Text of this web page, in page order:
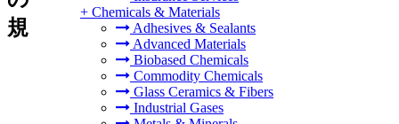
+ Chemicals & Materials
Adhesives & Sealants
Advanced Materials
Biobased Chemicals
Commodity Chemicals
Glass Ceramics & Fibers
Industrial Gases
規